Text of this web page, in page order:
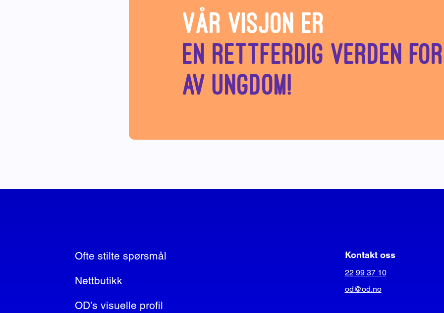
Vår visjon er
En rettferdig verden
av ungdom!
Ofte stilte spørsmål
Nettbutikk
OD’s visuelle profil
Kontakt oss
22 99 37 10
od@od.no